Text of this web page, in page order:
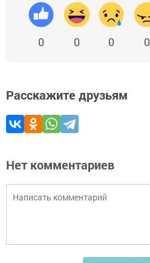
0 0 0 0
Расскажите друзьям
Нет комментариев